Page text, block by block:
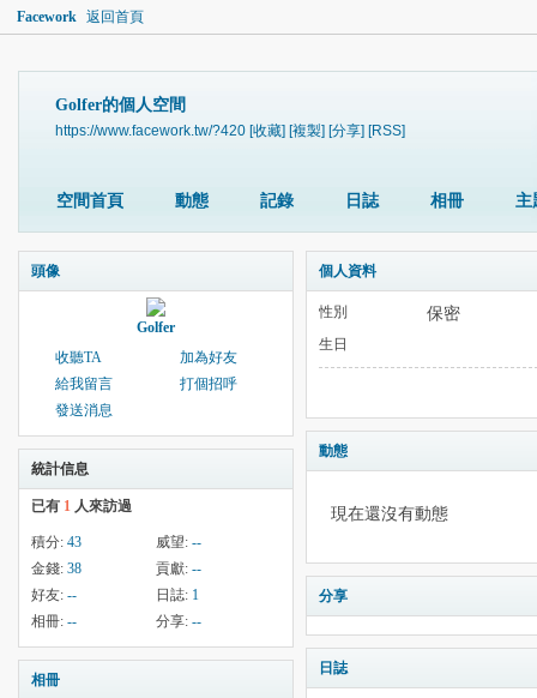
Facework 返回首頁
Golfer的個人空間
https://www.facework.tw/?420 [收藏] [複製] [分享] [RSS]
空間首頁 動態 記錄 日誌 相冊 主
頭像
Golfer
收聽TA
加為好友
給我留言
打個招呼
發送消息
統計信息
已有 1 人來訪過
積分: 43 威望: --
金錢: 38 貢獻: --
好友: -- 日誌: 1
相冊: -- 分享: --
相冊
個人資料
性別 保密
生日
動態
現在還沒有動態
分享
日誌